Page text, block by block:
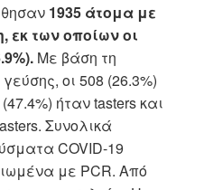
1935 άτομα με
εκ των οποίων οι
Με βάση τη
οι 508 (26.3%)
ήταν tasters και
Συνολικά
COVID-19
με PCR. Από